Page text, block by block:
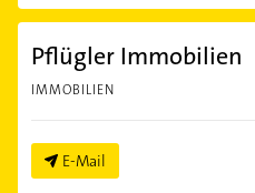
Pflügler Immobilien
IMMOBILIEN
E-Mail